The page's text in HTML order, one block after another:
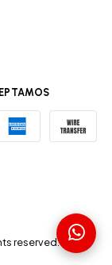
reserved.